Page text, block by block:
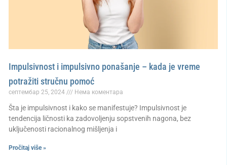
Impulsivnost i impulsivno ponašanje – kada je vreme
potražiti stručnu pomoć
септембар 25, 2024 Нема коментара
Šta je impulsivnost i kako se manifestuje? Impulsivnost je
tendencija ličnosti ka zadovoljenju sopstvenih nagona, bez
uključenosti racionalnog mišljenja i
Pročitaj više »